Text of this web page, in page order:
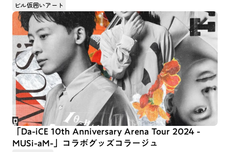
ビル仮囲いアート
「Da-iCE 10th Anniversary Arena Tour 2024 -
MUSi-aM-」コラボグッズコラージュ